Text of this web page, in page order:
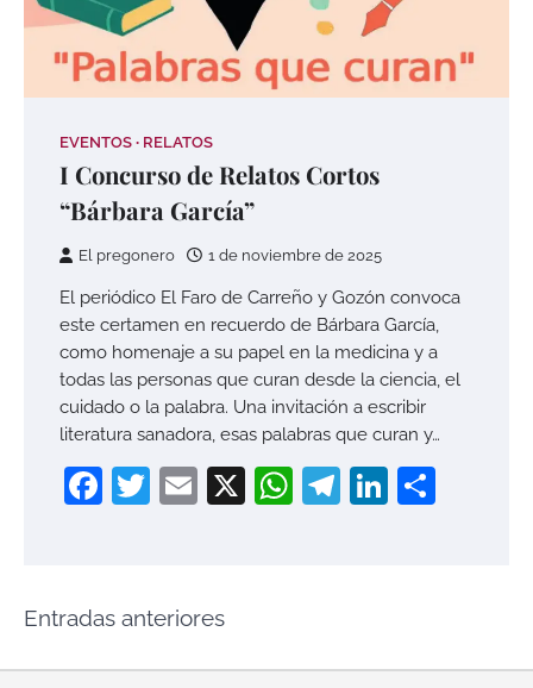
EVENTOS RELATOS
I Concurso de Relatos Cortos
“Bárbara García”
El pregonero 1 de noviembre de 2025
El periódico El Faro de Carreño y Gozón convoca
este certamen en recuerdo de Bárbara García,
como homenaje a su papel en la medicina y a
todas las personas que curan desde la ciencia, el
cuidado o la palabra. Una invitación a escribir
literatura sanadora, esas palabras que curan y…
Facebook
Twitter
Email
X WhatsApp
Telegram
Navegación
de
Entradas anteriores